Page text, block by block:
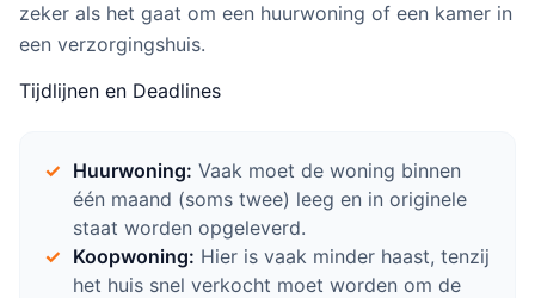
zeker als het gaat om een huurwoning of een kamer in
een verzorgingshuis.
Tijdlijnen en Deadlines
Huurwoning: Vaak moet de woning binnen
één maand (soms twee) leeg en in originele
staat worden opgeleverd.
Koopwoning: Hier is vaak minder haast, tenzij
het huis snel verkocht moet worden om de